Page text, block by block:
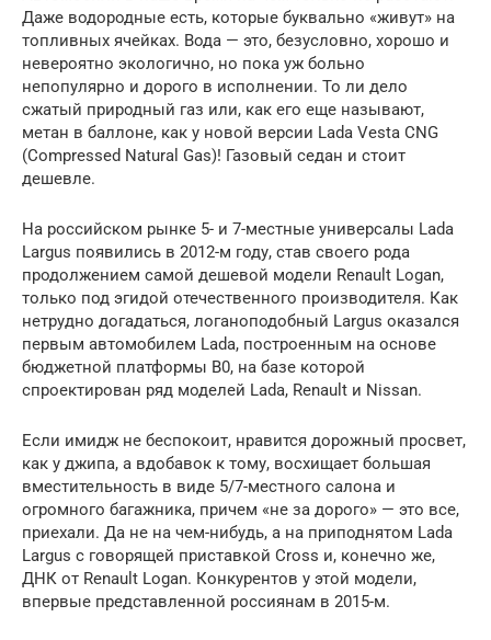
Даже водородные есть, которые буквально «живут» на
топливных ячейках. Вода — это, безусловно, хорошо и
невероятно экологично, но пока уж больно
непопулярно и дорого в исполнении. То ли дело
сжатый природный газ или, как его еще называют,
метан в баллоне, как у новой версии Lada Vesta CNG
(Compressed Natural Gas)! Газовый седан и стоит
дешевле.
На российском рынке 5- и 7-местные универсалы Lada
Largus появились в 2012-м году, став своего рода
продолжением самой дешевой модели Renault Logan,
только под эгидой отечественного производителя. Как
нетрудно догадаться, логаноподобный Largus оказался
первым автомобилем Lada, построенным на основе
бюджетной платформы B0, на базе которой
спроектирован ряд моделей Lada, Renault и Nissan.
Если имидж не беспокоит, нравится дорожный просвет,
как у джипа, а вдобавок к тому, восхищает большая
вместительность в виде 5/7-местного салона и
огромного багажника, причем «не за дорого» — это все,
приехали. Да не на чем-нибудь, а на приподнятом Lada
Largus с говорящей приставкой Cross и, конечно же,
ДНК от Renault Logan. Конкурентов у этой модели,
впервые представленной россиянам в 2015-м.